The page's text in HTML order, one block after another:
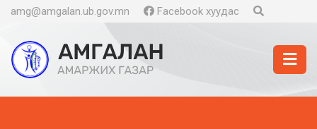
amg@amgalan.ub.gov.mn Facebook хуудас